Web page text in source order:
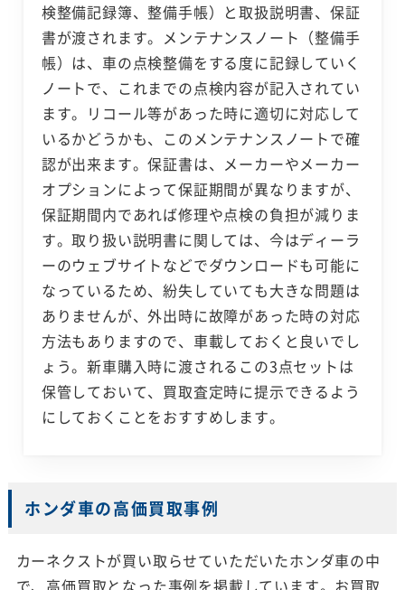
検整備記録簿、整備手帳）と取扱説明書、保証
書が渡されます。メンテナンスノート（整備手
帳）は、車の点検整備をする度に記録していく
ノートで、これまでの点検内容が記入されてい
ます。リコール等があった時に適切に対応して
いるかどうかも、このメンテナンスノートで確
認が出来ます。保証書は、メーカーやメーカー
オプションによって保証期間が異なりますが、
保証期間内であれば修理や点検の負担が減りま
す。取り扱い説明書に関しては、今はディーラ
ーのウェブサイトなどでダウンロードも可能に
なっているため、紛失していても大きな問題は
ありませんが、外出時に故障があった時の対応
方法もありますので、車載しておくと良いでし
ょう。新車購入時に渡されるこの3点セットは
保管しておいて、買取査定時に提示できるよう
にしておくことをおすすめします。
ホンダ車の高価買取事例
カーネクストが買い取らせていただいたホンダ車の中